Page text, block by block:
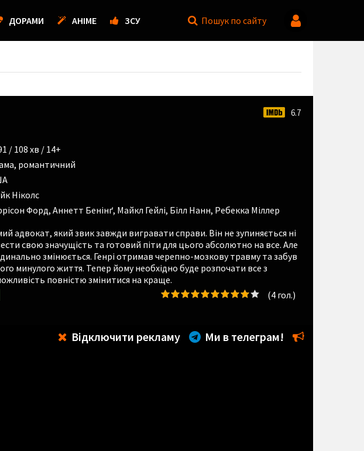
ДОРАМИ АНІМЕ ЗСУ Пошук по сайту
6.7
/ 108 хв / 14+
, романтичний
Ніколс
Форд, Аннетт Бенінґ, Майкл Гейлі, Білл Нанн, Ребекка Міллер
адвокат, який звик завжди вигравати справи. Він не зупиняється ні
свою значущість та готовий піти для цього абсолютно на все. Але
змінюється. Генрі отримав черепно-мозкову травму та забув
минулого життя. Тепер йому необхідно буде розпочати все з
повністю змінитися на краще.
(4 гол.)
Відключити рекламу Ми в телеграм!